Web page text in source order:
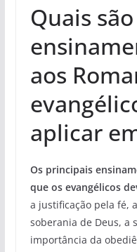
Quais
aos
aplicar
Os principais
que os evangélicos
a justificação pela fé,
soberania de Deus, a
importância da